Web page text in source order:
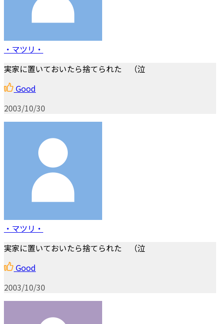
・マツリ・
実家に置いておいたら捨てられた （泣
Good
2003/10/30
・マツリ・
実家に置いておいたら捨てられた （泣
Good
2003/10/30